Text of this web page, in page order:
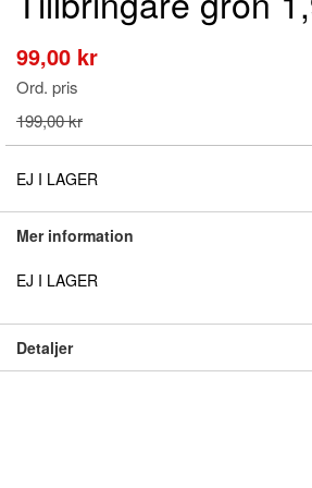
Special
Price
99,00 kr
Ord. pris
199,00 kr
EJ I LAGER
av
bildgalleriet
Mer information
EJ I LAGER
Detaljer